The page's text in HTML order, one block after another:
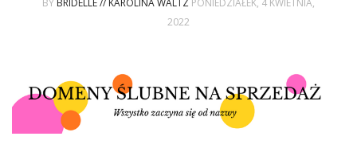
BY BRIDELLE // KAROLINA WALTZ PONIEDZIAŁEK, 4 KWIETNIA,
2022